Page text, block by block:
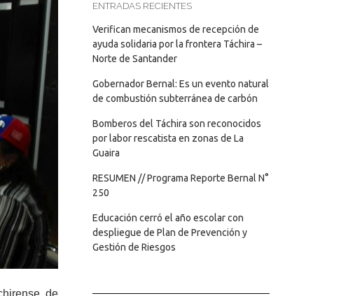
ENTRADAS RECIENTES
Verifican mecanismos de recepción de
ayuda solidaria por la frontera Táchira –
Norte de Santander
Gobernador Bernal: Es un evento natural
de combustión subterránea de carbón
Bomberos del Táchira son reconocidos
por labor rescatista en zonas de La
Guaira
RESUMEN // Programa Reporte Bernal N°
250
Educación cerró el año escolar con
despliegue de Plan de Prevención y
Gestión de Riesgos